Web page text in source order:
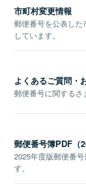
市町村変更情報
郵便番号を公表し
しています。
よくあるご質問・
郵便番号に関するさ
郵便番号簿PDF（
2025年度版郵便番
す。